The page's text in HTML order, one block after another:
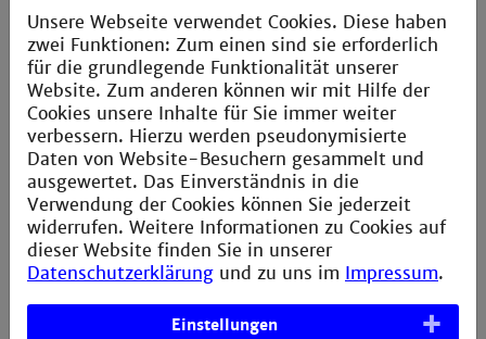
Sitemap
Verbesserungsvorschlag melden
Kontakt
Technische Hochschule Mannheim
Paul-Wittsack-Straße 10
68163 Mannheim
+49 621 292-6111
+49 621 292-6420
info@th-mannheim.de
Unsere Webseite verwendet Cookies. Diese haben
zwei Funktionen: Zum einen sind sie erforderlich
für die grundlegende Funktionalität unserer
Website. Zum anderen können wir mit Hilfe der
Cookies unsere Inhalte für Sie immer weiter
verbessern. Hierzu werden pseudonymisierte
Daten von Website-Besuchern gesammelt und
ausgewertet. Das Einverständnis in die
Verwendung der Cookies können Sie jederzeit
widerrufen. Weitere Informationen zu Cookies auf
dieser Website finden Sie in unserer
Datenschutzerklärung und zu uns im Impressum.
Einstellungen